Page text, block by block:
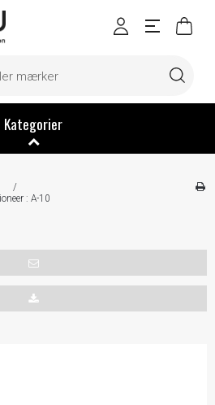
Kategorier
/
: A-10